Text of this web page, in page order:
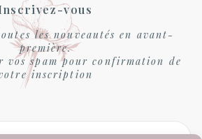
vous
les nouveautés en avant-
première.
vos spam pour confirmation de
inscription